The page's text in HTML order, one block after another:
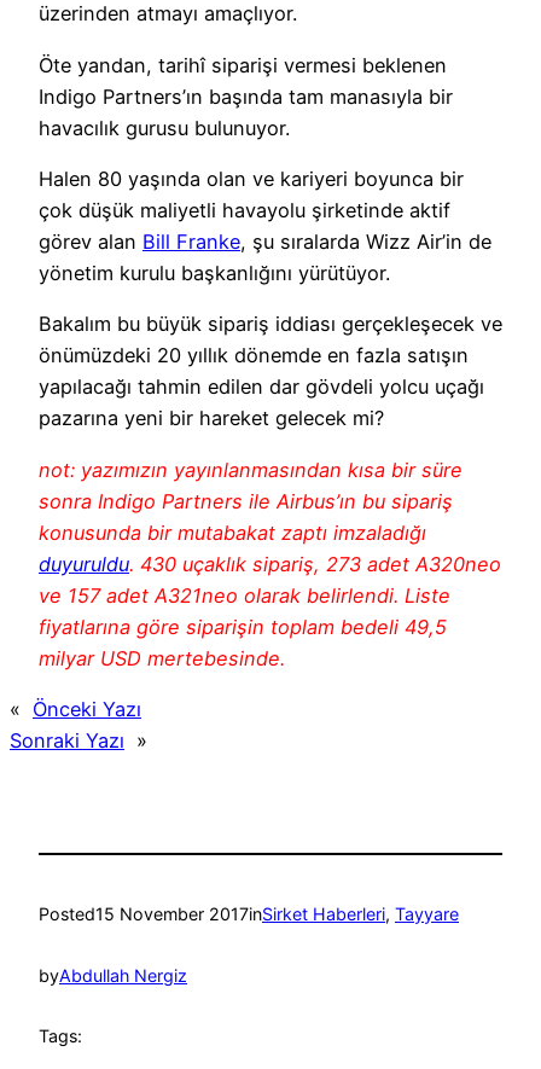
üzerinden atmayı amaçlıyor.
Öte yandan, tarihî siparişi vermesi beklenen
Indigo Partners’ın başında tam manasıyla bir
havacılık gurusu bulunuyor.
Halen 80 yaşında olan ve kariyeri boyunca bir
çok düşük maliyetli havayolu şirketinde aktif
görev alan Bill Franke, şu sıralarda Wizz Air’in de
yönetim kurulu başkanlığını yürütüyor.
Bakalım bu büyük sipariş iddiası gerçekleşecek ve
önümüzdeki 20 yıllık dönemde en fazla satışın
yapılacağı tahmin edilen dar gövdeli yolcu uçağı
pazarına yeni bir hareket gelecek mi?
not: yazımızın yayınlanmasından kısa bir süre
sonra Indigo Partners ile Airbus’ın bu sipariş
konusunda bir mutabakat zaptı imzaladığı
duyuruldu. 430 uçaklık sipariş, 273 adet A320neo
ve 157 adet A321neo olarak belirlendi. Liste
fiyatlarına göre siparişin toplam bedeli 49,5
milyar USD mertebesinde.
« Önceki Yazı
Sonraki Yazı »
Posted15 November 2017inSirket Haberleri, Tayyare
byAbdullah Nergiz
Tags: